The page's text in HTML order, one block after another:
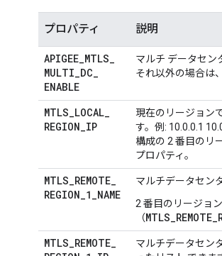
プロパティ 説明
APIGEE_MTLS_
MULTI_DC_
ENABLE
マルチ データセン
それ以外の場合は
MTLS_LOCAL_
REGION_IP
現在のリージョン
す。例: 10.0.0.1
構成の 2 番目のリ
プロパティ。
MTLS_REMOTE_
REGION_1_NAME
マルチデータセン
2 番目のリージョ
（
MTLS_REMOTE_
マルチデータセン